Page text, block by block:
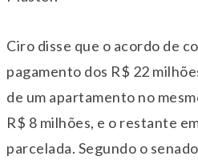
Ciro disse que o acordo de
pagamento dos R$ 22
de um apartamento no
R$ 8 milhões, e o restante
parcelada. Segundo o